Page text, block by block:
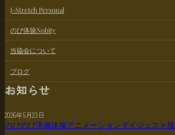
J-Stretch Personal
のび体操Nobity
当協会について
ブログ
お知らせ
2026年5月23日
のびのび準備体操アニメーションダイジェスト版